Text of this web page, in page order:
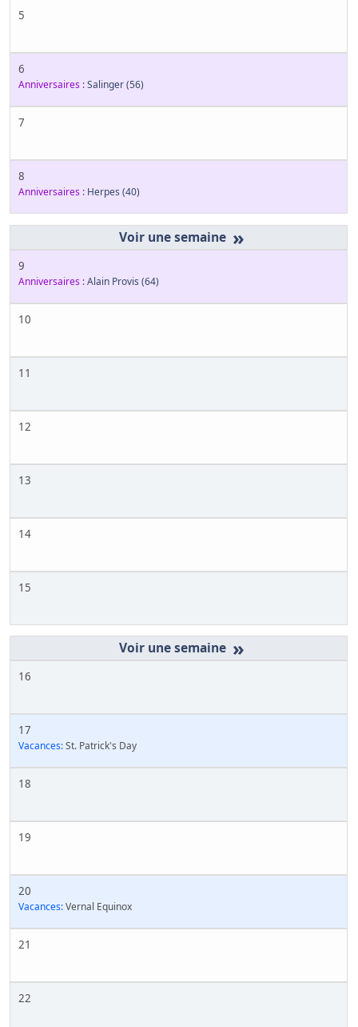
5
6
Anniversaires :Salinger(56)
7
8
Anniversaires : Herpes (40)
»
9
Anniversaires :Alain Provis (64)
10
11
12
13
14
15
»
16
17
Vacances:St. Patrick's Day
18
19
20
Vacances:Vernal Equinox
21
22